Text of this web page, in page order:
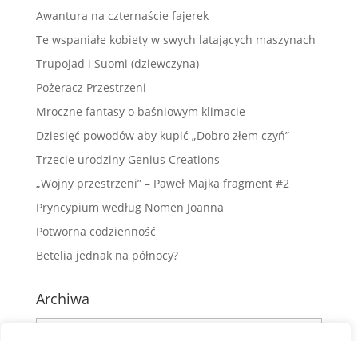
Awantura na czternaście fajerek
Te wspaniałe kobiety w swych latających maszynach
Trupojad i Suomi (dziewczyna)
Pożeracz Przestrzeni
Mroczne fantasy o baśniowym klimacie
Dziesięć powodów aby kupić „Dobro złem czyń”
Trzecie urodziny Genius Creations
„Wojny przestrzeni” – Paweł Majka fragment #2
Pryncypium według Nomen Joanna
Potworna codzienność
Betelia jednak na północy?
Archiwa
Archiwa